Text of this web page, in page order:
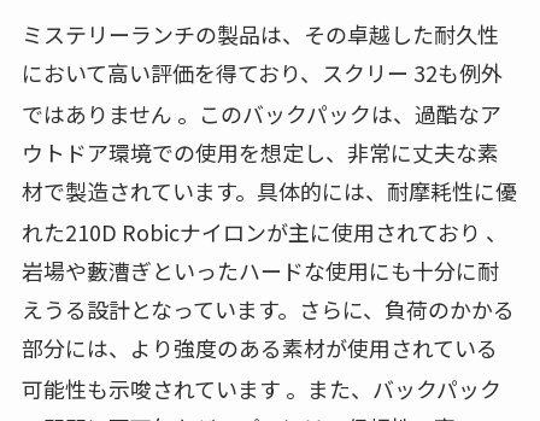
ミステリーランチの製品は、その卓越した耐久性
において高い評価を得ており、スクリー 32も例外
ではありません 。このバックパックは、過酷なア
ウトドア環境での使用を想定し、非常に丈夫な素
材で製造されています。具体的には、耐摩耗性に優
れた210D Robicナイロンが主に使用されており 、
岩場や藪漕ぎといったハードな使用にも十分に耐
えうる設計となっています。さらに、負荷のかかる
部分には、より強度のある素材が使用されている
可能性も示唆されています 。また、バックパック